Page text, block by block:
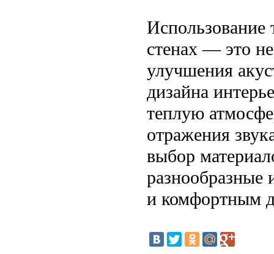
Использование
стенах — это
улучшения
дизайна
теплую
отражения
выбор
разнообразные
и комфортным